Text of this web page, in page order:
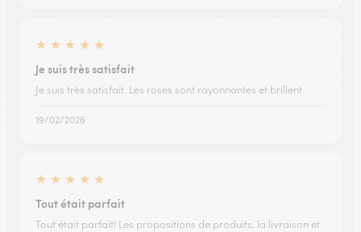
★ ★ ★ ★ ★
Je suis très satisfait
Je suis très satisfait. Les roses sont rayonnantes et brillent
19/02/2026
★ ★ ★ ★ ★
Tout était parfait
Tout était parfait! Les propositions de produits, la livraison et